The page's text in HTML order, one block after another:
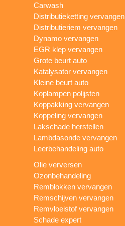
Carwash
Distributieketting vervangen
Distributieriem vervangen
Dynamo vervangen
EGR klep vervangen
Grote beurt auto
Katalysator vervangen
Kleine beurt auto
Koplampen polijsten
Koppakking vervangen
Koppeling vervangen
Lakschade herstellen
Lambdasonde vervangen
Leerbehandeling auto
Olie verversen
Ozonbehandeling
Remblokken vervangen
Remschijven vervangen
Remvloeistof vervangen
Schade expert